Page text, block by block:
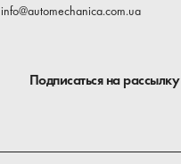
info@automechanica.com.ua
Подписаться на рассылку